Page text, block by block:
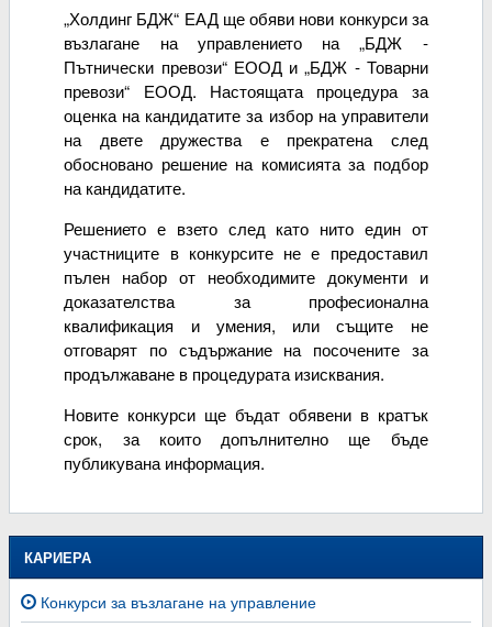
„Холдинг БДЖ“ ЕАД ще обяви нови конкурси за
възлагане на управлението на „БДЖ -
Пътнически превози“ ЕООД и „БДЖ - Товарни
превози“ ЕООД. Настоящата процедура за
оценка на кандидатите за избор на управители
на двете дружества е прекратена след
обосновано решение на комисията за подбор
на кандидатите.
Решението е взето след като нито един от
участниците в конкурсите не е предоставил
пълен набор от необходимите документи и
доказателства за професионална
квалификация и умения, или същите не
отговарят по съдържание на посочените за
продължаване в процедурата изисквания.
Новите конкурси ще бъдат обявени в кратък
срок, за които допълнително ще бъде
публикувана информация.
КАРИЕРА
Конкурси за възлагане на управление